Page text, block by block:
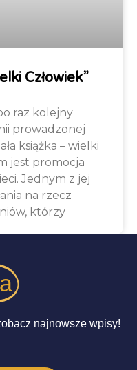
Człowiek”
raz kolejny
prowadzonej
książka – wielki
jest promocja
Jednym z jej
na rzecz
którzy
najnowsze wpisy!